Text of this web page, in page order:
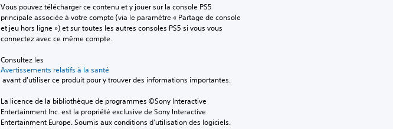
Vous pouvez télécharger ce contenu et y jouer sur la console PS5
principale associée à votre compte (via le paramètre « Partage de console
et jeu hors ligne ») et sur toutes les autres consoles PS5 si vous vous
connectez avec ce même compte.
Consultez les
Avertissements relatifs à la santé
avant d'utiliser ce produit pour y trouver des informations importantes.
La licence de la bibliothèque de programmes ©Sony Interactive
Entertainment Inc. est la propriété exclusive de Sony Interactive
Entertainment Europe. Soumis aux conditions d’utilisation des logiciels.